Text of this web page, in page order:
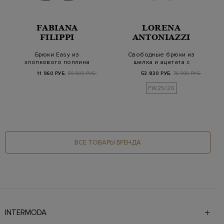
FABIANA
FILIPPI
Брюки Easy из
хлопкового поплина
11 960 РУБ. 59 800 РУБ.
LORENA
ANTONIAZZI
Свободные брюки из
шелка и ацетата с
53 830 РУБ. 76 900 РУБ.
FW25/26
ВСЕ ТОВАРЫ БРЕНДА
INTERMODA